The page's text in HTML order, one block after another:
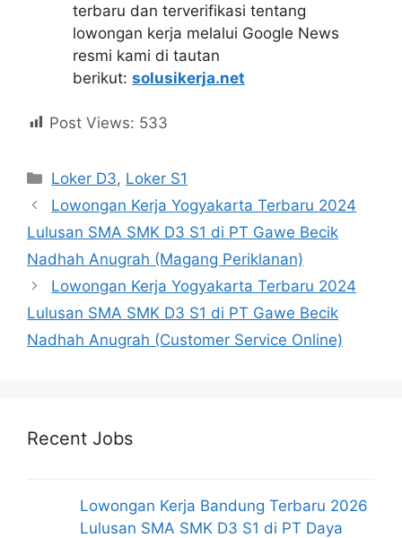
terbaru dan terverifikasi tentang
lowongan kerja melalui Google News
resmi kami di tautan
berikut: solusikerja.net
Post Views: 533
Kategori
Loker D3, Loker S1
Lowongan Kerja Yogyakarta Terbaru 2024
Lulusan SMA SMK D3 S1 di PT Gawe Becik
Nadhah Anugrah (Magang Periklanan)
Lowongan Kerja Yogyakarta Terbaru 2024
Lulusan SMA SMK D3 S1 di PT Gawe Becik
Nadhah Anugrah (Customer Service Online)
Recent Jobs
Lowongan Kerja Bandung Terbaru 2026
Lulusan SMA SMK D3 S1 di PT Daya